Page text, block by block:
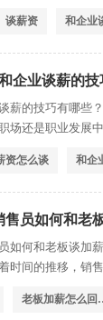
职位的薪资范围
谈薪资 和企业
企业谈薪的技
薪的技巧有哪些
场还是职业发展
备工作是至关重
资怎么谈 和企
员如何和老
如何和老板谈加
时间的推移，销
至关重要的。首
老板加